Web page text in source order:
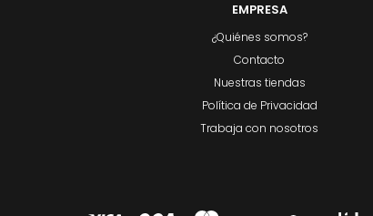
EMPRESA
¿Quiénes somos?
Contacto
Nuestras tiendas
Política de Privacidad
Trabaja con nosotros